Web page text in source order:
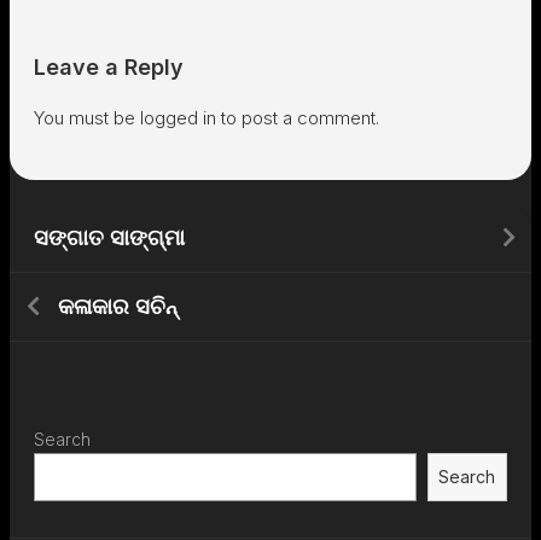
Leave a Reply
You must be logged in to post a comment.
ସଙ୍ଗାତ ସାଙ୍ଗ୍ମା
କଳାକାର ସଚିନ୍
Search
Search